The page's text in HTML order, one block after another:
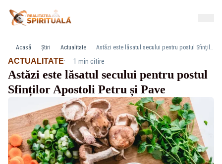
Acasă Știri Actualitate Astăzi este lăsatul secului pentru postul Sfinților Apostoli Petru și Pave
ACTUALITATE· 1 min citire
Astăzi este lăsatul secului pentru postul
Sfinților Apostoli Petru și Pave